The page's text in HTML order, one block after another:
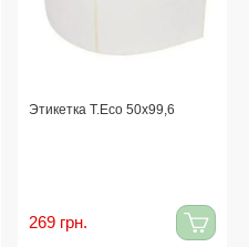
Этикетка T.Eco 50x99,6
269 грн.